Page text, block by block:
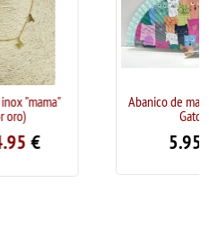
Abanico de madera diseño